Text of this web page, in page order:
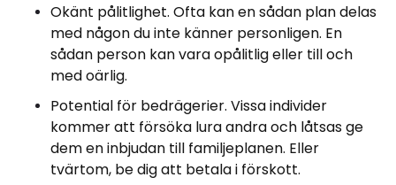
Okänt pålitlighet. Ofta kan en sådan plan delas
med någon du inte känner personligen. En
sådan person kan vara opålitlig eller till och
med oärlig.
Potential för bedrägerier. Vissa individer
kommer att försöka lura andra och låtsas ge
dem en inbjudan till familjeplanen. Eller
tvärtom, be dig att betala i förskott.